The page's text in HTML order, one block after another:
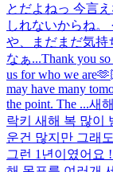
とだよねっ 今言
しれないからね
や、まだまだ気持
なぁ...Thank you
us for who we
may have many
the point. The ...새
락키 새해 복 많이
운건 많지만 그래
그런 1년이였어요